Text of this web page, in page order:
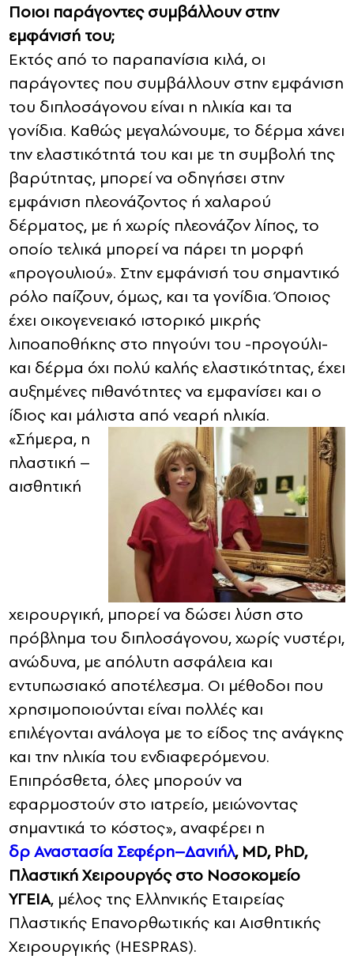
Ποιοι παράγοντες συμβάλλουν στην
εμφάνισή του;
Εκτός από το παραπανίσια κιλά, οι
παράγοντες που συμβάλλουν στην εμφάνιση
του διπλοσάγονου είναι η ηλικία και τα
γονίδια. Καθώς μεγαλώνουμε, το δέρμα χάνει
την ελαστικότητά του και με τη συμβολή της
βαρύτητας, μπορεί να οδηγήσει στην
εμφάνιση πλεονάζοντος ή χαλαρού
δέρματος, με ή χωρίς πλεονάζον λίπος, το
οποίο τελικά μπορεί να πάρει τη μορφή
«προγουλιού». Στην εμφάνισή του σημαντικό
ρόλο παίζουν, όμως, και τα γονίδια. Όποιος
έχει οικογενειακό ιστορικό μικρής
λιποαποθήκης στο πηγούνι του -προγούλι-
και δέρμα όχι πολύ καλής ελαστικότητας, έχει
αυξημένες πιθανότητες να εμφανίσει και ο
ίδιος και μάλιστα από νεαρή ηλικία.
«Σήμερα, η
πλαστική –
αισθητική
χειρουργική, μπορεί να δώσει λύση στο
πρόβλημα του διπλοσάγονου, χωρίς νυστέρι,
ανώδυνα, με απόλυτη ασφάλεια και
εντυπωσιακό αποτέλεσμα. Οι μέθοδοι που
χρησιμοποιούνται είναι πολλές και
επιλέγονται ανάλογα με το είδος της ανάγκης
και την ηλικία του ενδιαφερόμενου.
Επιπρόσθετα, όλες μπορούν να
εφαρμοστούν στο ιατρείο, μειώνοντας
σημαντικά το κόστος», αναφέρει η
δρ Αναστασία Σεφέρη–Δανιήλ, MD, PhD,
Πλαστική Χειρουργός στο Νοσοκομείο
ΥΓΕΙΑ, μέλος της Ελληνικής Εταιρείας
Πλαστικής Επανορθωτικής και Αισθητικής
Χειρουργικής (HESPRAS).